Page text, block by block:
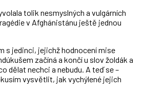
tolik nesmyslných a vulgárních
v Afghánistánu ještě jednou
s jedinci, jejichž hodnocení mise
začíná a končí u slov žoldák a
dělat nechci a nebudu. A teď se –
vysvětlit, jak vychýlené jejich